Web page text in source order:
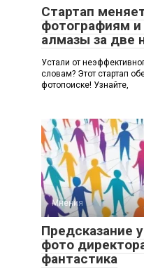
Стартап
фотографиям
алмазы за две
Устали от
словам? Этот стартап
фотопоиске! Узнайте,
Мнения
Предсказание
фото
фантастика